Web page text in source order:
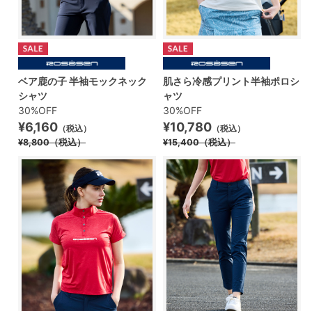
ベア鹿の子 半袖モックネック
シャツ
30%OFF
¥6,160 （税込）
¥8,800（税込）
肌さら冷感プリント半袖ポロシ
ャツ
30%OFF
¥10,780 （税込）
¥15,400（税込）